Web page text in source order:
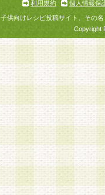
利用規約
個人情報保
子供向けレシピ投稿サイト、その
Copyright